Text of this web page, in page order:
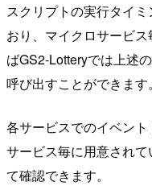
スクリプトの実行タイ
おり、マイクロサービ
ばGS2-Lotteryでは上述
呼び出すことができます。
各サービスでのイベン
サービス毎に用意され
て確認できます。